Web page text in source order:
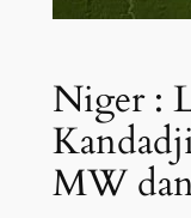
Niger :
MW